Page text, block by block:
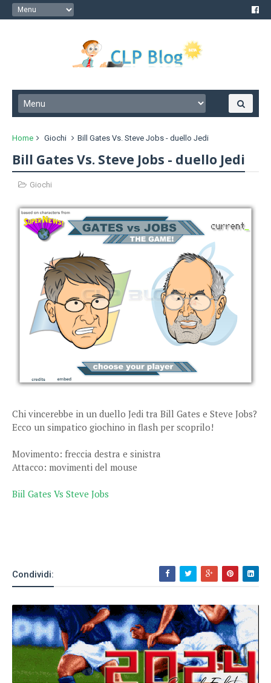
Home Giochi Bill Gates Vs. Steve Jobs - duello Jedi
Bill Gates Vs. Steve Jobs - duello Jedi
Giochi
Chi vincerebbe in un duello Jedi tra Bill Gates e Steve Jobs?
Ecco un simpatico giochino in flash per scoprilo!
Movimento: freccia destra e sinistra
Attacco: movimenti del mouse
Biil Gates Vs Steve Jobs
Condividi: